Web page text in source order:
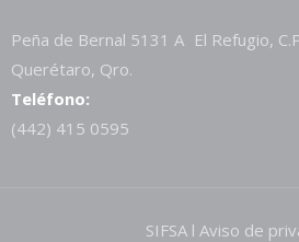
Peña de Bernal 5131 A El Refugio,
Querétaro, Qro.
Teléfono:
(442) 415 0595
SIFSA l Aviso de